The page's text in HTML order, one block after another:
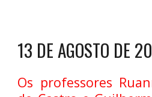
13 DE AGOSTO DE
Os professores